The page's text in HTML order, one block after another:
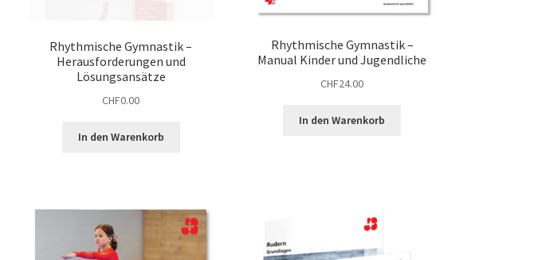
Rhythmische Gymnastik –
Herausforderungen und
Lösungsansätze
CHF0.00
In den Warenkorb
Rhythmische Gymnastik –
Manual Kinder und Jugendliche
CHF24.00
In den Warenkorb